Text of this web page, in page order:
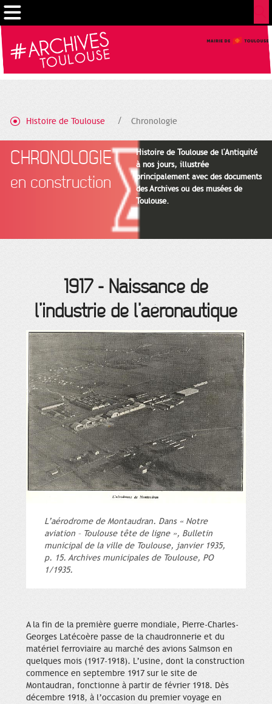
Histoire de Toulouse Chronologie
CHRONOLOGIE
en construction
Histoire de Toulouse de l'Antiquité
à nos jours, illustrée
principalement avec des documents
des Archives ou des musées de
Toulouse.
1917- Naissance de
l’industrie de l’aéronautique
L’aérodrome de Montaudran. Dans « Notre
aviation – Toulouse tête de ligne », Bulletin
municipal de la ville de Toulouse, janvier 1935,
p. 15. Archives municipales de Toulouse, PO
1/1935.
A la fin de la première guerre mondiale, Pierre-Charles-
Georges Latécoère passe de la chaudronnerie et du
matériel ferroviaire au marché des avions Salmson en
quelques mois (1917-1918). L’usine, dont la construction
commence en septembre 1917 sur le site de
Montaudran, fonctionne à partir de février 1918. Dès
décembre 1918, à l’occasion du premier voyage en
Cookies management panel